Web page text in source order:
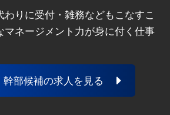
わりに受付・雑務などもこなすこ
マネージメント力が身に付く仕事
幹部候補の求人を見る